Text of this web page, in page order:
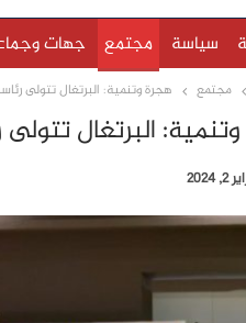
سياسة مجتمع جهات
مجتمع هجرة وتنمية: البرتغال تتولى
البرتغال
2024